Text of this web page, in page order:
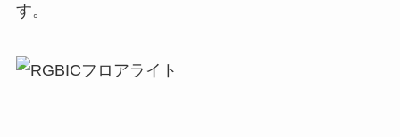
す。